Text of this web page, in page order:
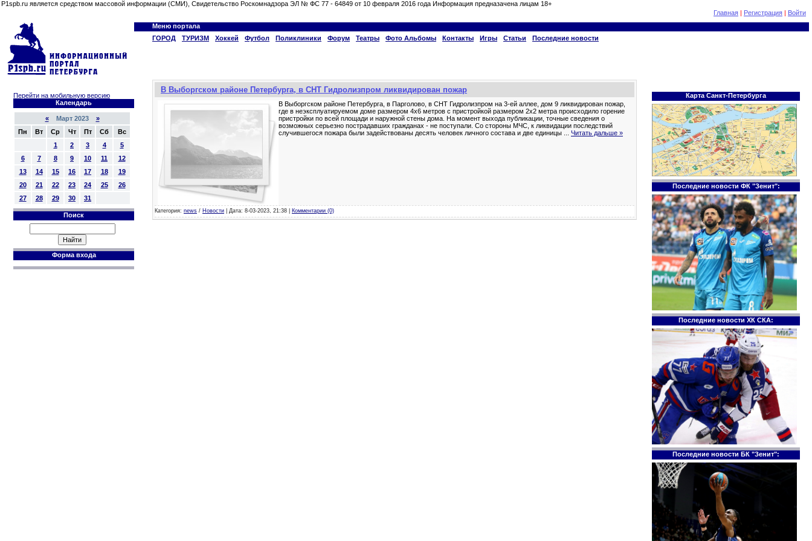
P1spb.ru является средством массовой информации (СМИ), Свидетельство Роскомнадзора ЭЛ № ФС 77 - 64849 от 10 февраля 2016 года Информация предназачена лицам 18+
Главная | Регистрация | Войти
Меню портала
ГОРОД
ТУРИЗМ Хоккей Футбол Поликлиники Форум Театры Фото Альбомы Контакты Игры Статьи Последние новости
Перейти на мобильную версию
Календарь
«Март 2023 »
Пн
Вт Ср Чт Пт Сб
Вс
1
2 3 4
5
6
7 8 9 10 11
12
13
14 15 16 17 18
19
20
21 22 23 24 25
26
27
28 29 30 31
Поиск
Форма входа
В Выборгском районе Петербурга, в СНТ Гидролизпром ликвидирован пожар
В Выборгском районе Петербурга, в Парголово, в СНТ Гидролизпром на 3-ей аллее, дом 9 ликвидирован пожар,
где в неэксплуатируемом доме размером 4х6 метров с пристройкой размером 2х2 метра происходило горение
пристройки по всей площади и наружной стены дома. На момент выхода публикации, точные сведения о
возможных серьезно пострадавших гражданах - не поступали. Со стороны МЧС, к ликвидации последствий
случившегося пожара были задействованы десять человек личного состава и две единицы
Читать дальше »
Категория: news / Новости | Дата: 8-03-2023, 21:38 | Комментарии (0)
Карта Санкт-Петербурга
Последние новости ФК "Зенит":
Последние новости ХК СКА:
Последние новости БК "Зенит":